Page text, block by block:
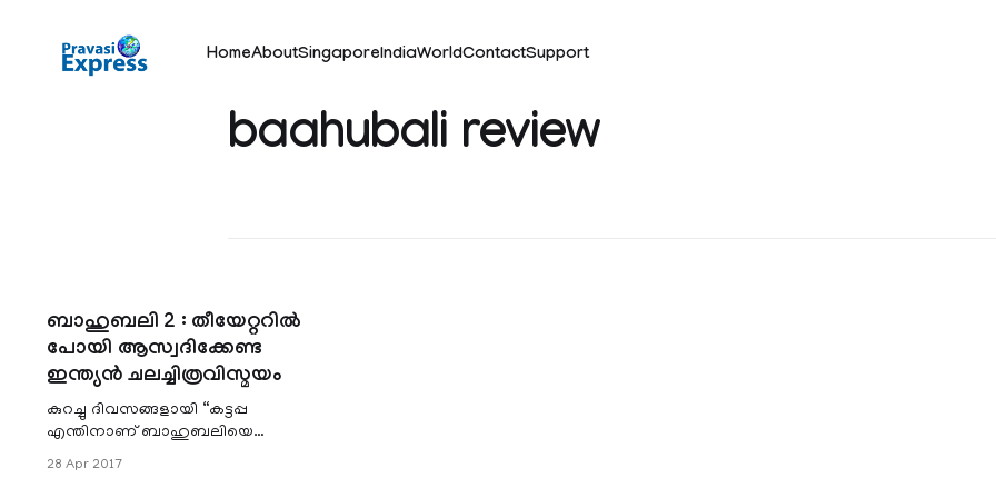
HomeAboutSingaporeIndiaWorldContactSupport
baahubali review
ബാഹുബലി 2 : തീയേറ്ററില്‍
പോയി ആസ്വദിക്കേണ്ട
ഇന്ത്യന്‍ ചലച്ചിത്രവിസ്മയം
കുറച്ചു ദിവസങ്ങളായി “കട്ടപ്പ
എന്തിനാണ് ബാഹുബലിയെ
28 Apr 2017